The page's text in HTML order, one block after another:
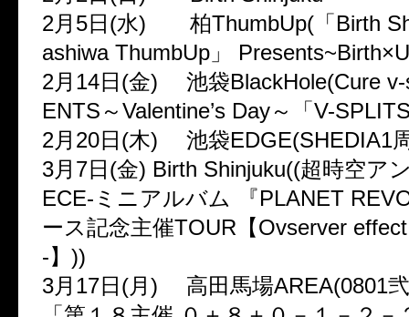
2月5日(水) 柏ThumbUp(「Birth
ashiwa ThumbUp」
2月14日(金) 池袋BlackHole(Cure v-
ENTS～Valentine’s Day～「V-
2月20日(木) 池袋EDGE(SHEDIA1
3月7日(金) Birth Shinjuku((超時空ア
ECE-ミニアルバム 『PLANET
ース記念主催TOUR【Ovserver
-】))
3月17日(月) 高田馬場AREA(0801